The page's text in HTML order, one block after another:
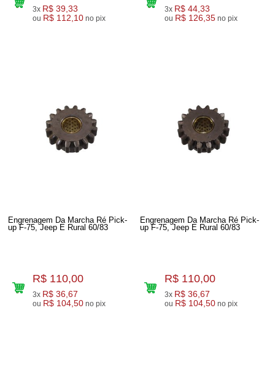
3x R$ 39,33
ou R$ 112,10 no pix
3x R$ 44,33
ou R$ 126,35 no pix
Engrenagem Da Marcha Ré Pick-
up F-75, Jeep E Rural 60/83
R$ 110,00
3x R$ 36,67
ou R$ 104,50 no pix
Engrenagem Da Marcha Ré Pick-
up F-75, Jeep E Rural 60/83
R$ 110,00
3x R$ 36,67
ou R$ 104,50 no pix